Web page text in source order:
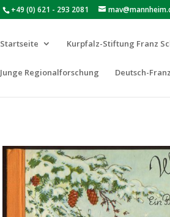
+49 (0) 621 - 293 2081
Startseite Kurpfalz-Stiftung Franz
Junge Regionalforschung Deutsch-